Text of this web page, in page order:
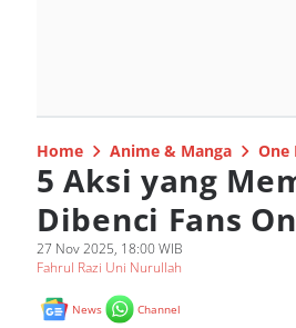
Home Anime & Manga One
5 Aksi yang
Dibenci Fans
27 Nov 2025, 18:00 WIB
Fahrul Razi Uni Nurullah
News Channel